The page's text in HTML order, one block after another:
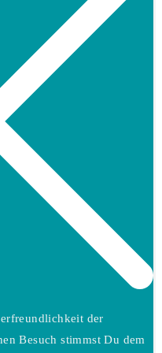
close
the
der
Besuch stimmst Du dem